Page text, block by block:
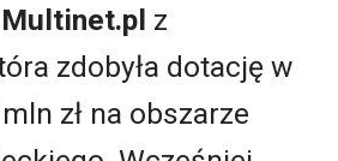
Multinet.pl z
zdobyła dotację w
zł na obszarze